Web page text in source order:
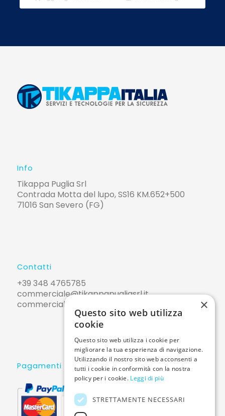
Info
Tikappa Puglia Srl
Contrada Motta del lupo, SS16 KM.652+500
71016 San Severo (FG)
Contatti
+39 348 4765785
commerciale@tikappapugliasrl.it
commerciale@pec.tikappapugliasrl.it
Pagamenti sicuri
×
Questo sito web utilizza
cookie
Questo sito web utilizza i cookie per
migliorare la tua esperienza di navigazione.
Utilizzando il nostro sito web acconsenti a
tutti i cookie in conformità con la nostra
policy per i cookie. Leggi di più
STRETTAMENTE NECESSARI